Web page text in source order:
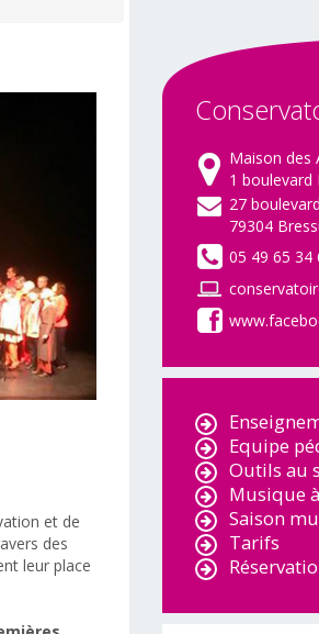
et de
des
leur place
Maison des
1 boulevard
27
79304
05 49 65 34
Equipe
Outils au
Musique
Saison
Tarifs